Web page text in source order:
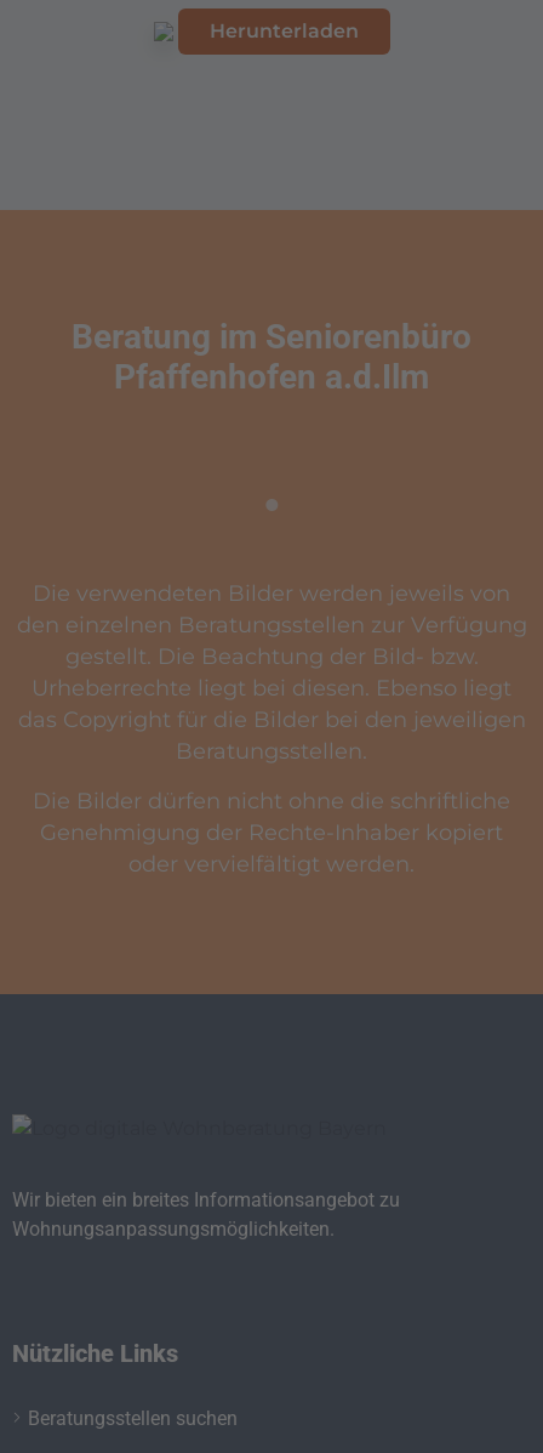
Herunterladen
Beratung im Seniorenbüro
Pfaffenhofen a.d.Ilm
Die verwendeten Bilder werden jeweils von
den einzelnen Beratungsstellen zur Verfügung
gestellt. Die Beachtung der Bild- bzw.
Urheberrechte liegt bei diesen. Ebenso liegt
das Copyright für die Bilder bei den jeweiligen
Beratungsstellen.
Die Bilder dürfen nicht ohne die schriftliche
Genehmigung der Rechte-Inhaber kopiert
oder vervielfältigt werden.
Wir bieten ein breites Informationsangebot zu
Wohnungsanpassungsmöglichkeiten.
Nützliche Links
Beratungsstellen suchen